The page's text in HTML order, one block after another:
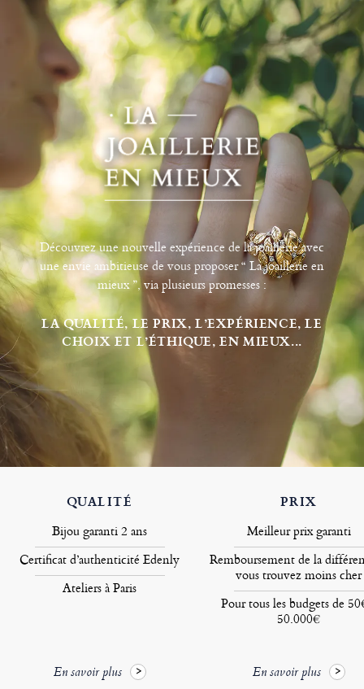
Découvrez une nouvelle expérience de la joaillerie avec
une envie ambitieuse de vous proposer “ La joaillerie en
mieux ”, via plusieurs promesses :
LA QUALITÉ, LE PRIX, L’EXPÉRIENCE, LE
CHOIX ET L’ÉTHIQUE, EN MIEUX...
QUALITÉ
Bijou garanti 2 ans
Certificat d’authenticité Edenly
Ateliers à Paris
En savoir plus
PRIX
Meilleur prix garanti
Remboursement de la
vous trouvez moins cher
Pour tous les budgets de
50.000€
En savoir plus